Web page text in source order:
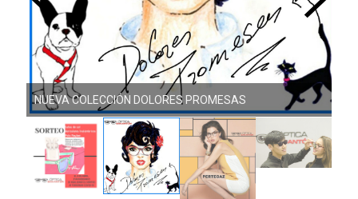
NUEVA COLECCIÓN DOLORES PROMESAS